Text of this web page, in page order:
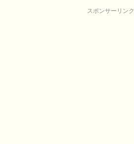
スポンサーリンク